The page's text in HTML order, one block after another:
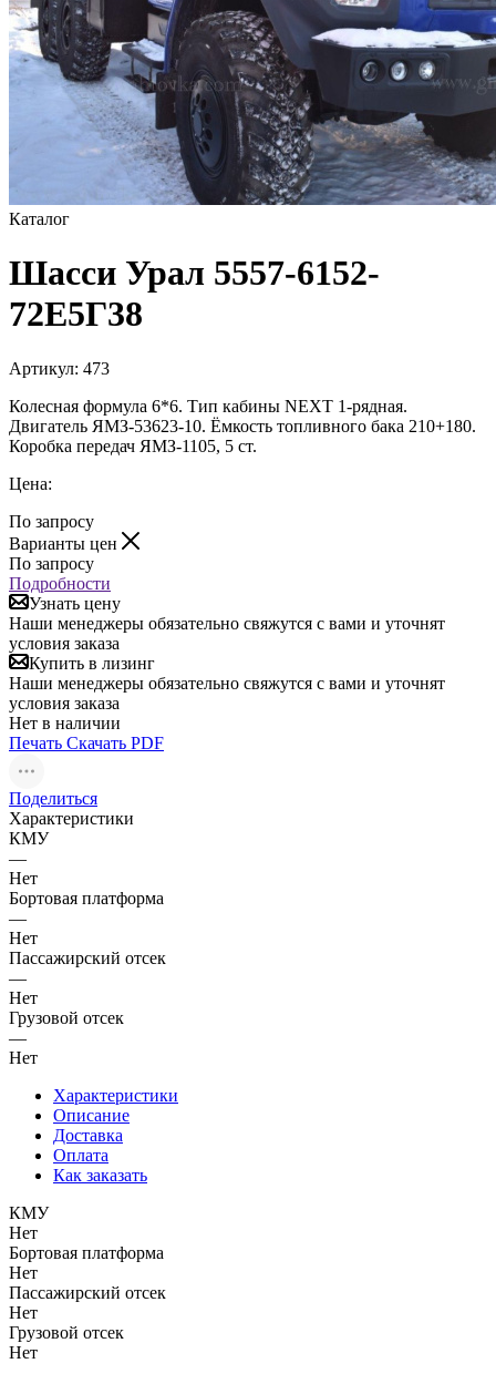
Каталог
Шасси Урал 5557-6152-
72Е5Г38
Артикул: 473
Колесная формула 6*6. Тип кабины NEXT 1-рядная.
Двигатель ЯМЗ-53623-10. Ёмкость топливного бака 210+180.
Коробка передач ЯМЗ-1105, 5 ст.
Цена:
По запросу
Варианты цен
По запросу
Подробности
Узнать цену
Наши менеджеры обязательно свяжутся с вами и уточнят
условия заказа
Купить в лизинг
Наши менеджеры обязательно свяжутся с вами и уточнят
условия заказа
Нет в наличии
Печать Скачать PDF
Поделиться
Характеристики
КМУ
—
Нет
Бортовая платформа
—
Нет
Пассажирский отсек
—
Нет
Грузовой отсек
—
Нет
Характеристики
Описание
Доставка
Оплата
Как заказать
КМУ
Нет
Бортовая платформа
Нет
Пассажирский отсек
Нет
Грузовой отсек
Нет